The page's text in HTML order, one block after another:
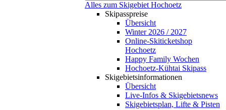
Alles zum Skigebiet Hochoetz
Skipasspreise
Übersicht
Winter 2026 / 2027
Online-Skiticketshop
Hochoetz
Happy Family Wochen
Hochoetz-Kühtai Skipass
Skigebietsinformationen
Übersicht
Live-Infos & Skigebietsnews
Skigebietsplan, Lifte & Pisten